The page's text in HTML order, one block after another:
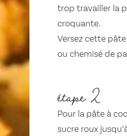
trop travailler la
croquante.
Versez cette
ou chemisé de
étape 2
Pour la pâte à
sucre roux